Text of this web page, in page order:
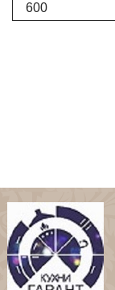
600